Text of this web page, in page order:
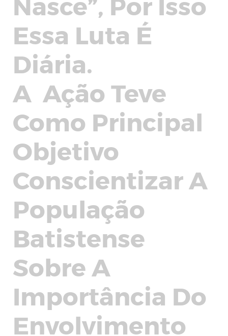
Essa Luta É
Diária.
A Ação Teve
Como Principal
Objetivo
Conscientizar A
População
Batistense
Sobre A
Importância Do
Envolvimento